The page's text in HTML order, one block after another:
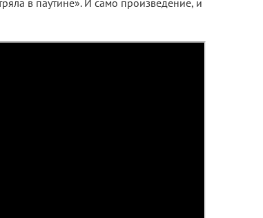
в паутине». И само произведение, и